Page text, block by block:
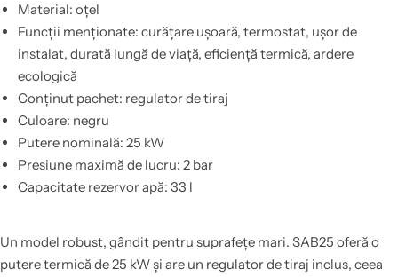
Material: oțel
Funcții menționate: curățare ușoară, termostat, ușor de
instalat, durată lungă de viață, eficiență termică, ardere
ecologică
Conținut pachet: regulator de tiraj
Culoare: negru
Putere nominală: 25 kW
Presiune maximă de lucru: 2 bar
Capacitate rezervor apă: 33 l
Un model robust, gândit pentru suprafețe mari. SAB25 oferă o
putere termică de 25 kW și are un regulator de tiraj inclus, ceea